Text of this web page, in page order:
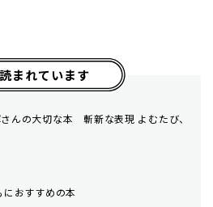
まれています
んの大切な本 斬新な表現 よむたび、
におすすめの本